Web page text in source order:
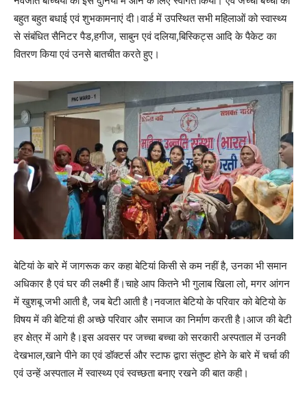
बहुत बहुत बधाई एवं शुभकामनाएं दी।वार्ड में उपस्थित सभी महिलाओं को स्वास्थ्य
से संबंधित सैनिटर पैड,हगीज, साबुन एवं दलिया,बिस्किट्स आदि के पैकेट का
वितरण किया एवं उनसे बातचीत करते हुए।
बेटियां के बारे में जागरूक कर कहा बेटियां किसी से कम नहीं है, उनका भी समान
अधिकार है एवं घर की लक्ष्मी हैं।चाहे आप कितने भी गुलाब खिला लो, मगर आंगन
में खुशबू जभी आती है, जब बेटी आती है।नवजात बेटियो के परिवार को बेटियो के
विषय में की बेटियां ही अच्छे परिवार और समाज का निर्माण करती है।आज की बेटी
हर क्षेत्र में आगे है।इस अवसर पर जच्चा बच्चा को सरकारी अस्पताल में उनकी
देखभाल,खाने पीने का एवं डॉक्टर्स और स्टाफ द्वारा संतुष्ट होने के बारे में चर्चा की
एवं उन्हें अस्पताल में स्वास्थ्य एवं स्वच्छता बनाए रखने की बात कही।